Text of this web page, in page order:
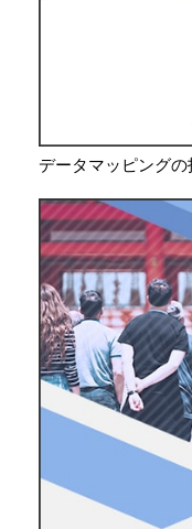
データマッピング